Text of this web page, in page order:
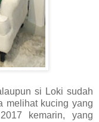
si Loki sudah
melihat kucing yang
kemarin, yang